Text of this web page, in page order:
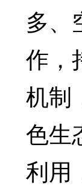
多、
作，
机制
色生
利用